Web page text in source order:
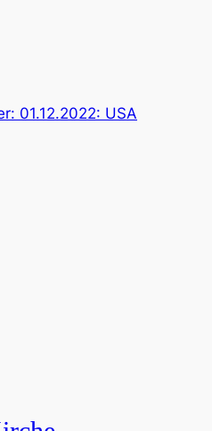
01.12.2022: USA